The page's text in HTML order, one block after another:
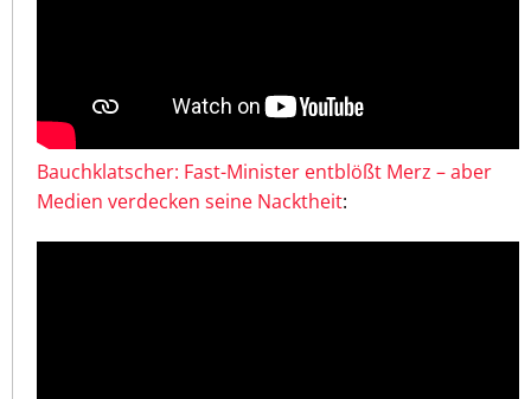
Bauchklatscher: Fast-Minister entblößt Merz – aber
Medien verdecken seine Nacktheit: